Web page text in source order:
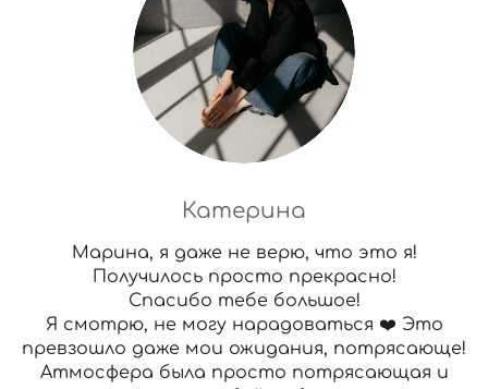
Катерина
Марина, я даже не верю, что это я!
Получилось просто прекрасно!
Спасибо тебе большое!
Я смотрю, не могу нарадоваться ❤️ Это
превзошло даже мои ожидания, потрясающе!
Атмосфера была просто потрясающая и